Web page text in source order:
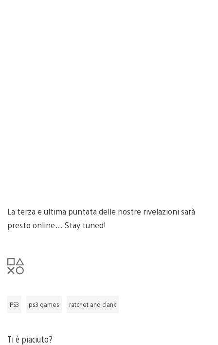
La terza e ultima puntata delle nostre rivelazioni sarà
presto online… Stay tuned!
PS3 ps3 games ratchet and clank
Ti è piaciuto?